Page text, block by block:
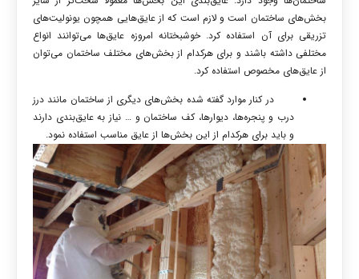
بخش‌های ساختمان است و لازم است که از عایق‌هایی همچون یونولیت‌های
تزریقی برای آن استفاده کرد. خوشبختانه امروزه عایق‌ها می‌توانند انواع
مختلفی داشته باشند و برای هرکدام از بخش‌های مختلف ساختمان می‌توان
از عایق‌های مخصوص استفاده کرد.
در کنار موارد گفته شده بخش‌های دیگری از ساختمان مانند درز
درب و پنجره‌ها، دیوارها، کف ساختمان و … نیاز به عایق‌بندی دارند
و باید برای هرکدام از این بخش‌ها از عایق مناسب استفاده نمود.